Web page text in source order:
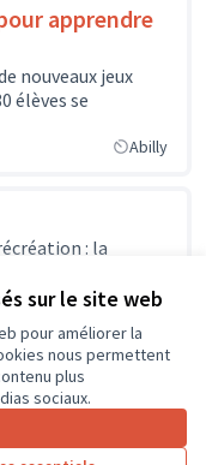
sur le site web
pour améliorer la
nous permettent
plus
sociaux.
apprendre
nouveaux jeux
élèves se
Abilly
: la